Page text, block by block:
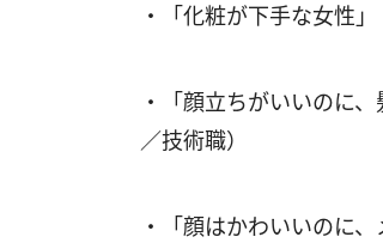
・「化粧が下手な女性
・「顔立ちがいいのに
／技術職）
・「顔はかわいいのに